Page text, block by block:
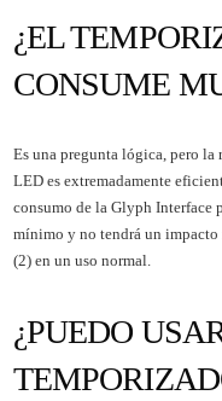
¿EL
CONSUME
Es una pregunta lógica, pero
LED es extremadamente
consumo de la Glyph Interface
mínimo y no tendrá un impacto
(2) en un uso normal.
¿PUEDO